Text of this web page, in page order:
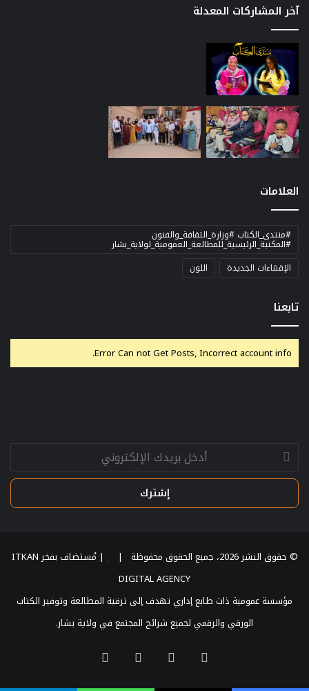
آخر المشاركات المعدلة
العلامات
#منتدى_الكتاب #وزارة_الثقافة_والفنون
#المكتبة_الرئيسية_للمطالعة_العمومية_لولاية_بشار
الإقتناءات الجديدة
اللون
تابعنا
Error Can not Get Posts, Incorrect account info.
أدخل
بريدك
الإلكتروني
© حقوق النشر 2026، جميع الحقوق محفوظة | | مُستضاف بفخرITKAN
DIGITAL AGENCY
مؤسسة عمومية ذات طابع إداري تهدف إلى ترقية المطالعة وتوفير الكتاب
الورقي والرقمي لجميع شرائح المجتمع في ولاية بشار.
فيسبوك ‫YouTube